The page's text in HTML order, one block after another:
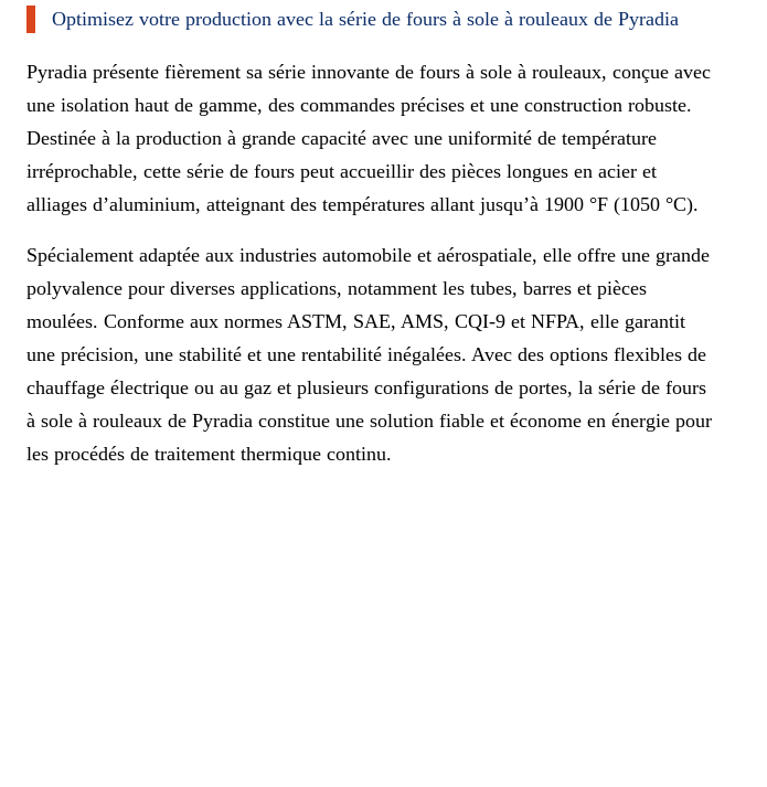
Optimisez votre production avec la série de fours à sole à rouleaux de Pyradia
Pyradia présente fièrement sa série innovante de fours à sole à rouleaux, conçue avec
une isolation haut de gamme, des commandes précises et une construction robuste.
Destinée à la production à grande capacité avec une uniformité de température
irréprochable, cette série de fours peut accueillir des pièces longues en acier et
alliages d’aluminium, atteignant des températures allant jusqu’à 1900 °F (1050 °C).
Spécialement adaptée aux industries automobile et aérospatiale, elle offre une grande
polyvalence pour diverses applications, notamment les tubes, barres et pièces
moulées. Conforme aux normes ASTM, SAE, AMS, CQI-9 et NFPA, elle garantit
une précision, une stabilité et une rentabilité inégalées. Avec des options flexibles de
chauffage électrique ou au gaz et plusieurs configurations de portes, la série de fours
à sole à rouleaux de Pyradia constitue une solution fiable et économe en énergie pour
les procédés de traitement thermique continu.